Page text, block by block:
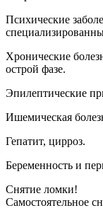
Психические
Хронические
острой фазе.
Эпилептические
Ишемическая
Гепатит, цирроз.
Беременность и
Снятие ломки!
Самостоятельное